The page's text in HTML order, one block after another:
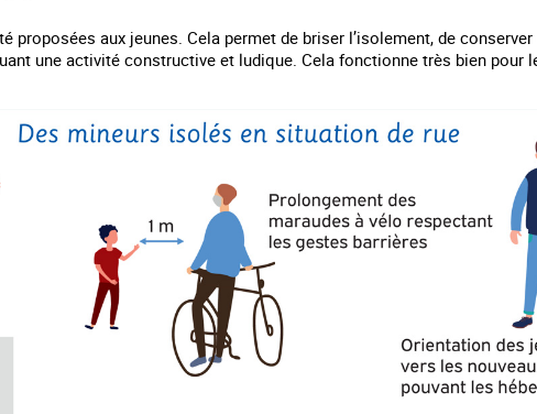
proposées aux jeunes. Cela permet de briser l’isolement, de
une activité constructive et ludique. Cela fonctionne très bien pour